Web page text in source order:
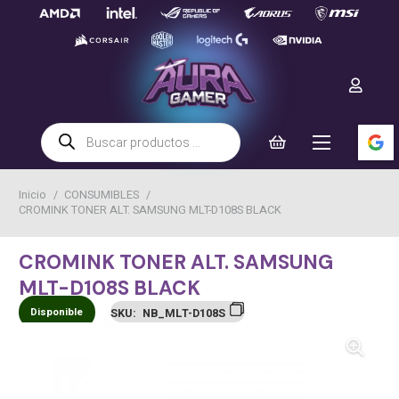
Búsqueda
de
productos
Inicio / CONSUMIBLES /
CROMINK TONER ALT. SAMSUNG MLT-D108S BLACK
CROMINK TONER ALT. SAMSUNG
MLT-D108S BLACK
Disponible SKU: NB_MLT-D108S